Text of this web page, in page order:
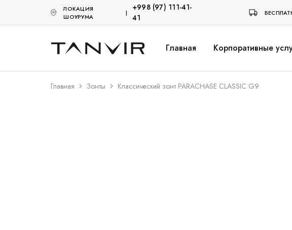
ЛОКАЦИЯ
ШОУРУМА
|
+998 (97) 111-41-
41
Tanvir.uz
Кожанные Главная Корпоративные
Главная Зонты Классический зонт PARACHASE CLASSIC G9